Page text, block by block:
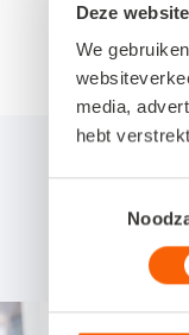
Deze
We
media,
hebt